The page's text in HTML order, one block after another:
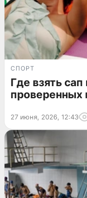
СПОРТ
Где взять
проверенных
27 июня, 2026, 12:43